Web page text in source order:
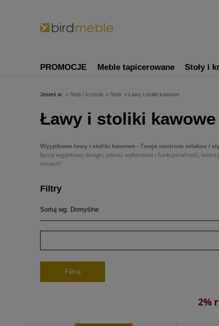
PROMOCJE Meble tapicerowane Stoły i
Jesteś w: » Stoły i krzesła » Stoły » Ławy i stoliki kawowe
Ławy i stoliki kawowe
Wyjątkowe ławy i stoliki kawowe - Twoje centrum relaksu i
łączą wyjątkowy design, jakość wykonania i funkcjonalność,
cenach!
Filtry
Sortuj wg: Domyślne
Filtruj
2%